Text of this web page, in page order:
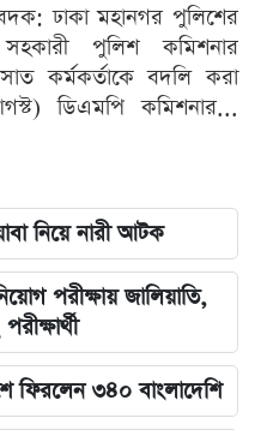
ঢাকা মহানগর পুলিশের
পুলিশ কমিশনার
কর্মকর্তাকে বদলি করা
ডিএমপি কমিশনার...
নিয়ে নারী আটক
পরীক্ষায় জালিয়াতি,
ফিরলেন ৩৪০ বাংলাদেশি